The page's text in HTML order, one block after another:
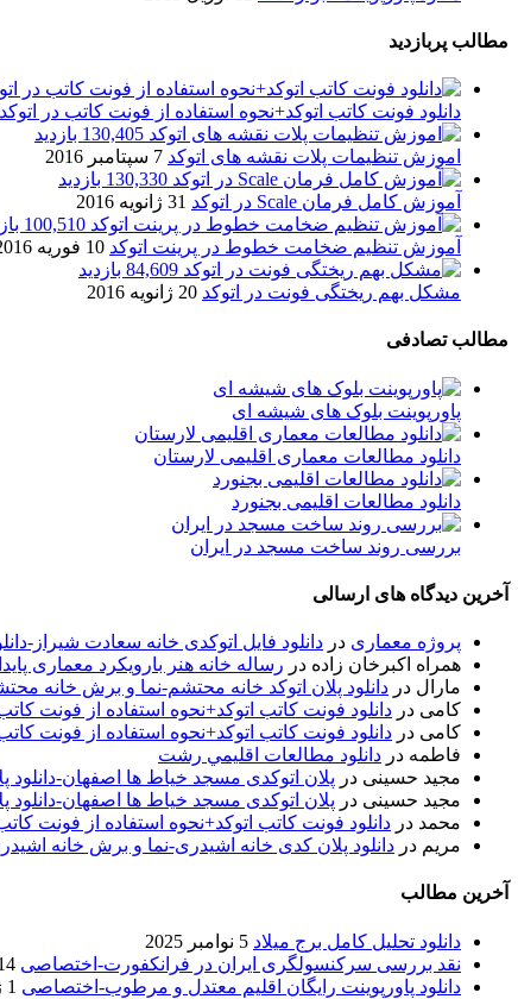
مطالب پربازدید
دانلود فونت کاتب اتوکد+نحوه استفاده از فونت کاتب در اتوکد
130,405 بازدید
اموزش تنظیمات پلات نقشه های اتوکد 7 سپتامبر 2016
130,330 بازدید
آموزش کامل فرمان Scale در اتوکد
31 ژانویه 2016
100,510 بازدید
آموزش تنظیم ضخامت خطوط در پرینت اتوکد 10 فوریه 2016
84,609 بازدید
مشکل بهم ریختگی فونت در اتوکد 20 ژانویه 2016
مطالب تصادفی
پاورپوینت بلوک های شیشه ای
دانلود مطالعات معماری اقلیمی لارستان
دانلود مطالعات اقلیمی بجنورد
بررسی روند ساخت مسجد در ایران
آخرین دیدگاه های ارسالی
پروژه معماری در دانلود فایل اتوکدی خانه سعادت شیراز-
همراه اکبرخان زاده در رساله خانه هنر بارویکرد معماری
مارال در دانلود پلان اتوکد خانه محتشم-نما و برش خانه
کامی در دانلود فونت کاتب اتوکد+نحوه استفاده از فونت
کامی در دانلود فونت کاتب اتوکد+نحوه استفاده از فونت
فاطمه در دانلود مطالعات اقليمي رشت
مجید حسینی در پلان اتوکدی مسجد خیاط ها اصفهان-دانلود
مجید حسینی در پلان اتوکدی مسجد خیاط ها اصفهان-دانلود
محمد در دانلود فونت کاتب اتوکد+نحوه استفاده از فونت
مریم در دانلود پلان کدی خانه اشیدری-نما و برش خانه
آخرین مطالب
دانلود تحلیل کامل برج میلاد 5 نوامبر 2025
نقد بررسی سرکنسولگری ایران در فرانکفورت-اختصاصی 14 فوریه
دانلود پاورپوینت رایگان اقلیم معتدل و مرطوب-اختصاصی 1 ژانویه 2020